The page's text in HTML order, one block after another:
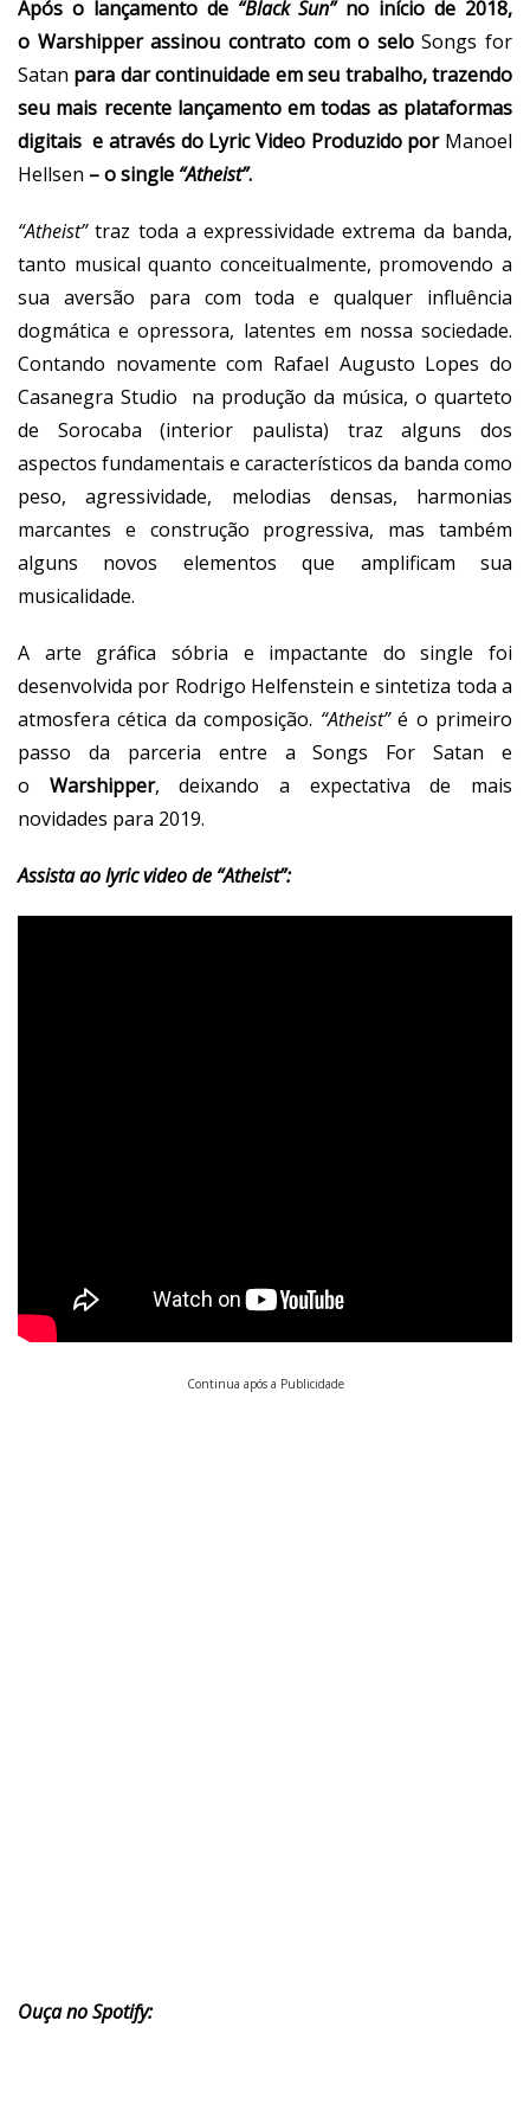
Após o lançamento de “Black Sun”no início de 2018,
o Warshipper assinou contrato com o seloSongs for
Satan para dar continuidade em seu trabalho, trazendo
seu mais recente lançamento em todas as plataformas
digitais e através do Lyric Video Produzido por Manoel
Hellsen – o single “Atheist”.
“Atheist”traz toda a expressividade extrema da banda,
tanto musical quanto conceitualmente, promovendo a
sua aversão para com toda e qualquer influência
dogmática e opressora, latentes em nossa sociedade.
Contando novamente com Rafael Augusto Lopes do
Casanegra Studio
na produção da música, o quarteto
de Sorocaba (interior paulista) traz alguns dos
aspectos fundamentais e característicos da banda como
peso, agressividade, melodias densas, harmonias
marcantes e construção progressiva, mas também
alguns novos elementos que amplificam sua
musicalidade.
A arte gráfica sóbria e impactante do single foi
desenvolvida por Rodrigo Helfenstein e sintetiza toda a
atmosfera cética da composição. “Atheist”é o primeiro
passo da parceria entre a Songs For Satan e
o Warshipper, deixando a expectativa de mais
novidades para 2019.
Assista ao lyric video de “Atheist”:
Continua após a Publicidade
Ouça no Spotify: